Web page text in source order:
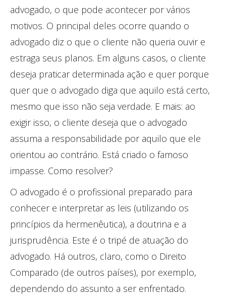
advogado, o que pode acontecer por vários
motivos. O principal deles ocorre quando o
advogado diz o que o cliente não queria ouvir e
estraga seus planos. Em alguns casos, o cliente
deseja praticar determinada ação e quer porque
quer que o advogado diga que aquilo está certo,
mesmo que isso não seja verdade. E mais: ao
exigir isso, o cliente deseja que o advogado
assuma a responsabilidade por aquilo que ele
orientou ao contrário. Está criado o famoso
impasse. Como resolver?
O advogado é o profissional preparado para
conhecer e interpretar as leis (utilizando os
princípios da hermenêutica), a doutrina e a
jurisprudência. Este é o tripé de atuação do
advogado. Há outros, claro, como o Direito
Comparado (de outros países), por exemplo,
dependendo do assunto a ser enfrentado.